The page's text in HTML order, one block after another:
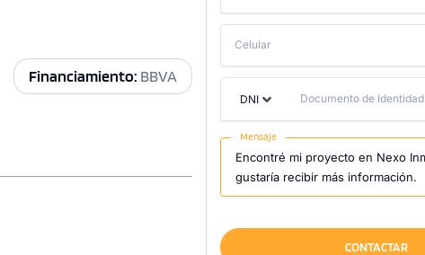
Celular
DNI Documento de Identidad
Mensaje
CONTACTAR
Financiamiento: BBVA